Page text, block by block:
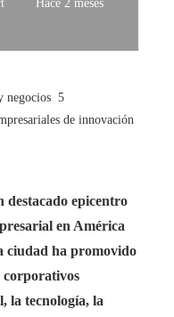
negocios
de innovación
destacado epicentro
en América
ciudad ha promovido
corporativos
la tecnología, la